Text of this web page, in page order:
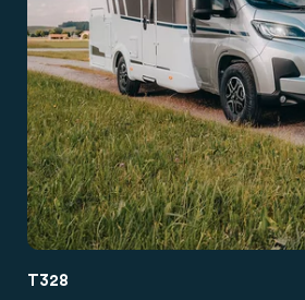
T328